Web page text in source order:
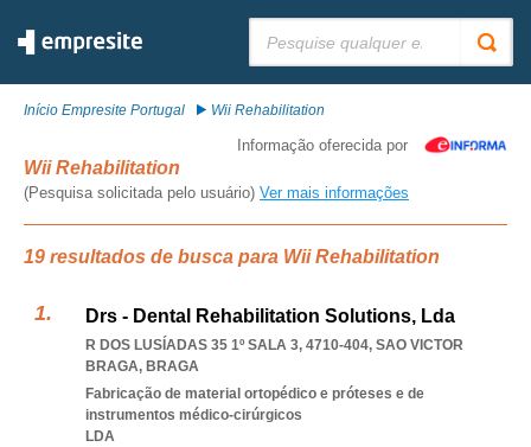
Início Empresite Portugal Wii Rehabilitation
Informação oferecida por
Wii Rehabilitation
(Pesquisa solicitada pelo usuário) Ver mais informações
19 resultados de busca para Wii Rehabilitation
Drs - Dental Rehabilitation Solutions, Lda
R DOS LUSÍADAS 35 1º SALA 3, 4710-404, SAO VICTOR
BRAGA, BRAGA
Fabricação de material ortopédico e próteses e de
instrumentos médico-cirúrgicos
LDA